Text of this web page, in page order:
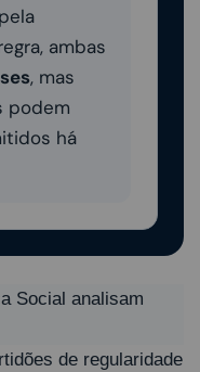
ambas
, mas
podem
há
Social analisam
de regularidade